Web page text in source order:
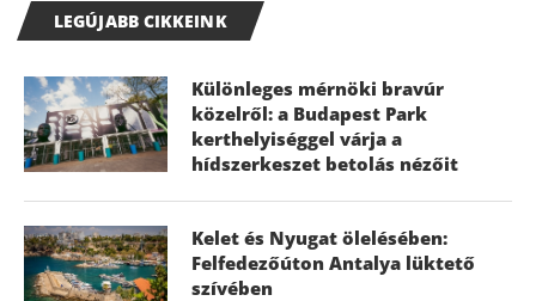
LEGÚJABB CIKKEINK
Különleges mérnöki bravúr
közelről: a Budapest Park
kerthelyiséggel várja a
hídszerkeszet betolás nézőit
Kelet és Nyugat ölelésében:
Felfedezőúton Antalya lüktető
szívében